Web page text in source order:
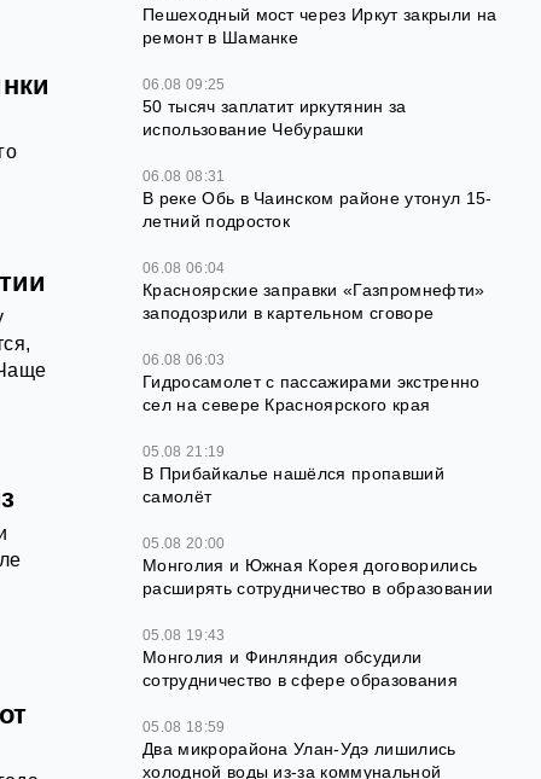
Пешеходный мост через Иркут закрыли на
ремонт в Шаманке
06.08 09:25
50 тысяч заплатит иркутянин за
использование Чебурашки
06.08 08:31
В реке Обь в Чаинском районе утонул 15-
летний подросток
06.08 06:04
Красноярские заправки «Газпромнефти»
заподозрили в картельном сговоре
06.08 06:03
Гидросамолет с пассажирами экстренно
сел на севере Красноярского края
05.08 21:19
В Прибайкалье нашёлся пропавший
самолёт
05.08 20:00
Монголия и Южная Корея договорились
расширять сотрудничество в образовании
05.08 19:43
Монголия и Финляндия обсудили
сотрудничество в сфере образования
05.08 18:59
Два микрорайона Улан-Удэ лишились
холодной воды из-за коммунальной